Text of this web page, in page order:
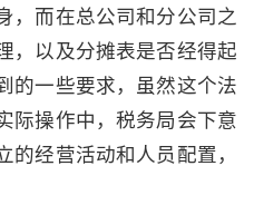
，而在总公司和分公司之
，以及分摊表是否经得起
的一些要求，虽然这个法
际操作中，税务局会下意
经营活动和人员配置，